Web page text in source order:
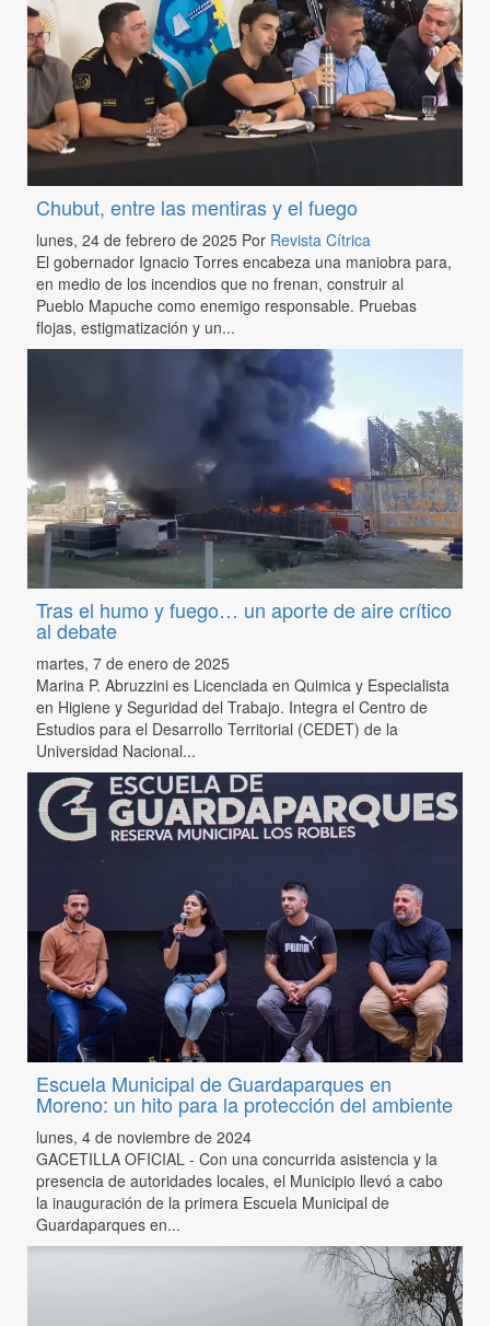
Chubut, entre las mentiras y el fuego
lunes, 24 de febrero de 2025 Por Revista Cítrica
El gobernador Ignacio Torres encabeza una maniobra para,
en medio de los incendios que no frenan, construir al
Pueblo Mapuche como enemigo responsable. Pruebas
flojas, estigmatización y un...
Tras el humo y fuego… un aporte de aire crítico
al debate
martes, 7 de enero de 2025
Marina P. Abruzzini es Licenciada en Quimica y Especialista
en Higiene y Seguridad del Trabajo. Integra el Centro de
Estudios para el Desarrollo Territorial (CEDET) de la
Universidad Nacional...
Escuela Municipal de Guardaparques en
Moreno: un hito para la protección del ambiente
lunes, 4 de noviembre de 2024
GACETILLA OFICIAL - Con una concurrida asistencia y la
presencia de autoridades locales, el Municipio llevó a cabo
la inauguración de la primera Escuela Municipal de
Guardaparques en...